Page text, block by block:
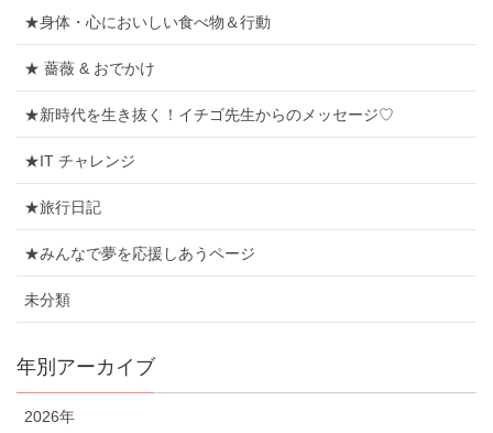
★身体・心においしい食べ物＆行動
★ 薔薇 & おでかけ
★新時代を生き抜く！イチゴ先生からのメッセージ♡
★IT チャレンジ
★旅行日記
★みんなで夢を応援しあうページ
未分類
年別アーカイブ
2026年